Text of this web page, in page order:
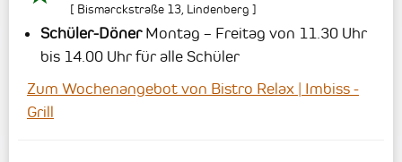
[ Bismarckstraße 13 Lindenberg ]
Schüler-DönerMontag – Freitag von 11.30 Uhr
bis 14.00 Uhr für alle Schüler
Zum Wochenangebot von Bistro Relax | Imbiss -
Grill